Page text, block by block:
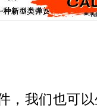
我们也可以